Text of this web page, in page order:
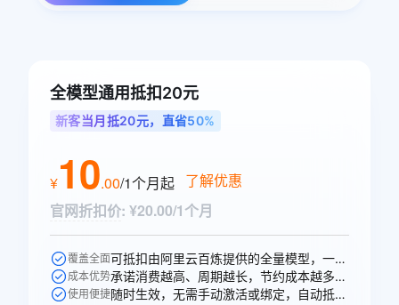
全模型通用抵扣20元
新客当月抵20元，直省50%
¥10.00/1个月起 了解优惠
官网折扣价: ¥20.00/1个月
覆盖全面 可抵扣由阿里云百炼提供的全量模型，一次购买即可跨模型通享。
成本优势 承诺消费越高、周期越长，节约成本越多，直省10元。
使用便捷 随时生效，无需手动激活或绑定，自动抵扣。